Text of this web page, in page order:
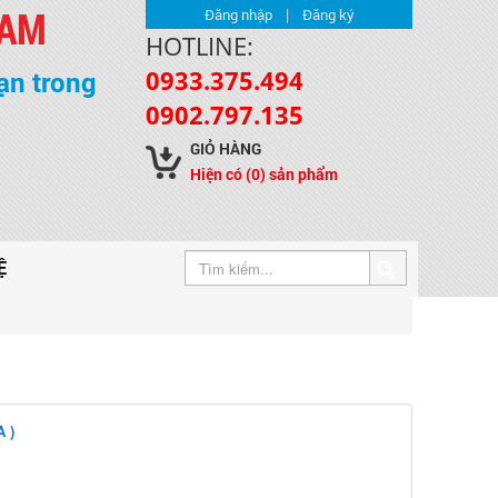
trong
Đăng nhập | Đăng ký
HOTLINE:
0933.375.494
0902.797.135
GIỎ HÀNG
Hiện có(0)sản phẩm
)